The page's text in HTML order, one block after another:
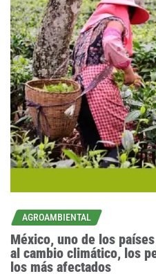
AGROAMBIENTAL
México, uno de los
al cambio climático, los
los más afectados